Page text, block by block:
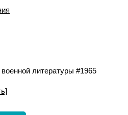
литературы #1965